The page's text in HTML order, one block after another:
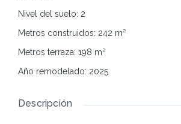
Nivel del suelo: 2
Metros construidos: 242 m²
Metros terraza: 198 m²
Año remodelado: 2025
Descripción